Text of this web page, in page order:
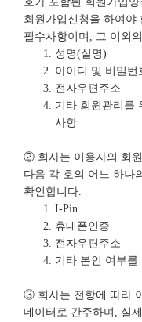
회원가입신청을 하여야
필수사항이며, 그 이외
성명(실명)
아이디 및 비밀번
전자우편주소
기타 회원관리를
사항
② 회사는 이용자의 회
다음 각 호의 어느 하나
확인합니다.
I-Pin
휴대폰인증
전자우편주소
기타 본인 여부를
③ 회사는 전항에 따라
데이터로 간주하며, 실